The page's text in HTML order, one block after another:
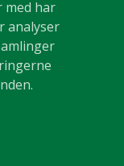
med har
analyser